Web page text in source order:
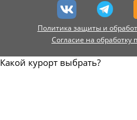
Политика защиты и
Согласие на
Какой курорт выбрать?